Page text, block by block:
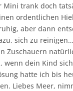
Mini trank doch
ordentlichen
aber dann
sich zu
Zuschauern
wenn dein Kind
hatte ich bis
Liebes Meer,